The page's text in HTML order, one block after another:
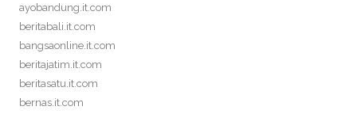
ayobandung.it.com
beritabali.it.com
bangsaonline.it.com
beritajatim.it.com
beritasatu.it.com
bernas.it.com